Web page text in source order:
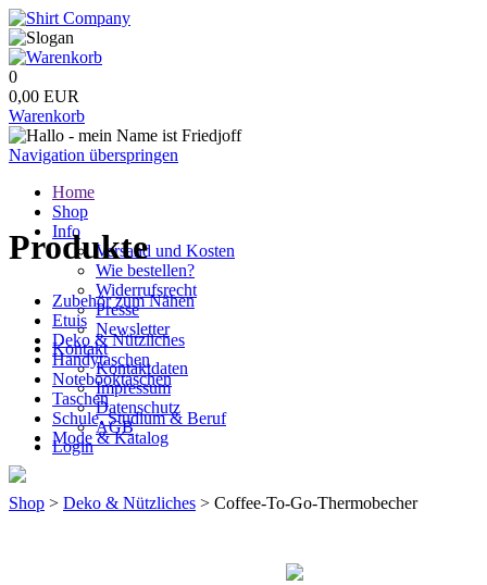
0
0,00 EUR
Warenkorb
Navigation überspringen
Home
Shop
Info
Versand und Kosten
Wie bestellen?
Widerrufsrecht
Presse
Newsletter
Kontakt
Kontaktdaten
Impressum
Datenschutz
AGB
Login
Shop > Deko & Nützliches > Coffee-To-Go-Thermobecher
Produkte
Zubehör zum Nähen
Etuis
Deko & Nützliches
Handytaschen
Notebooktaschen
Taschen
Schule, Studium & Beruf
Mode & Katalog